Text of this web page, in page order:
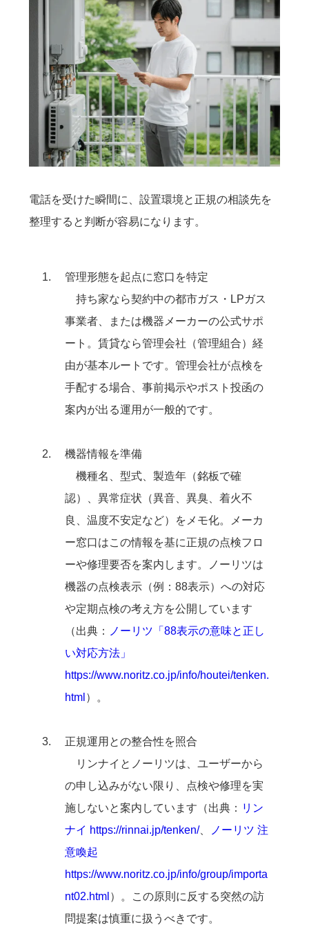
電話を受けた瞬間に、設置環境と正規の相談先を
整理すると判断が容易になります。
管理形態を起点に窓口を特定
持ち家なら契約中の都市ガス・LPガス
事業者、または機器メーカーの公式サポ
ート。賃貸なら管理会社（管理組合）経
由が基本ルートです。管理会社が点検を
手配する場合、事前掲示やポスト投函の
案内が出る運用が一般的です。
機器情報を準備
機種名、型式、製造年（銘板で確
認）、異常症状（異音、異臭、着火不
良、温度不安定など）をメモ化。メーカ
ー窓口はこの情報を基に正規の点検フロ
ーや修理要否を案内します。ノーリツは
機器の点検表示（例：88表示）への対応
や定期点検の考え方を公開しています
（出典：
ノーリツ「88表示の意味と正し
い対応方法」
https://www.noritz.co.jp/info/houtei/tenken.
html ）。
正規運用との整合性を照合
リンナイとノーリツは、ユーザーから
の申し込みがない限り、点検や修理を実
施しないと案内しています（出典： リン
ナイ https://rinnai.jp/tenken/、
ノーリツ 注
意喚起
https://www.noritz.co.jp/info/group/importa
nt02.html ）。この原則に反する突然の訪
問提案は慎重に扱うべきです。